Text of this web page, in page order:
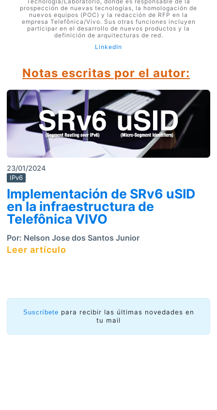
prospección de nuevas tecnologías, la homologación de
nuevos equipos (POC) y la redacción de RFP en la
empresa Telefônica/Vivo. Sus otras funciones incluyen
participar en el desarrollo de nuevos productos y la
definición de arquitecturas de red.
LinkedIn
Notas escritas por el autor:
23/01/2024
IPv6
Implementación de SRv6 uSID
en la infraestructura de
Telefônica VIVO
Por: Nelson Jose dos Santos Junior
Leer artículo
Suscríbete para recibir las últimas novedades en
tu mail